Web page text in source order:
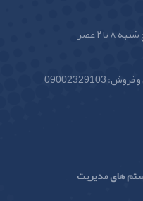
های مدیریت